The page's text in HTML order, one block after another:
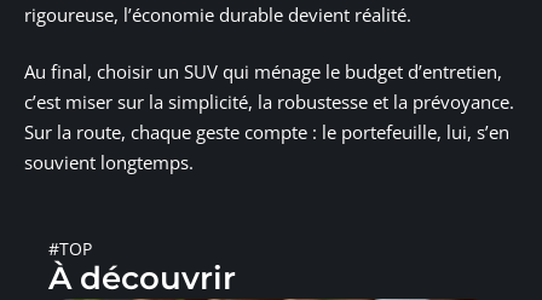
rigoureuse, l’économie durable devient réalité.
Au final, choisir un SUV qui ménage le budget d’entretien,
c’est miser sur la simplicité, la robustesse et la prévoyance.
Sur la route, chaque geste compte : le portefeuille, lui, s’en
souvient longtemps.
#TOP
À découvrir